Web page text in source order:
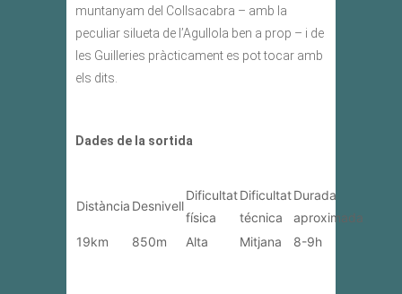
muntanyam del Collsacabra – amb la
peculiar silueta de l’Agullola ben a prop – i de
les Guilleries pràcticament es pot tocar amb
els dits.
Dades de la sortida
Distància Desnivell
Dificultat
física
Dificultat
técnica
Durada
aproximada
19km
850m Alta Mitjana 8-9h